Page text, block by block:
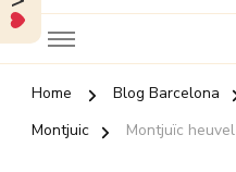
Home Blog Barcelona
Montjuic
Montjuïc heuvel